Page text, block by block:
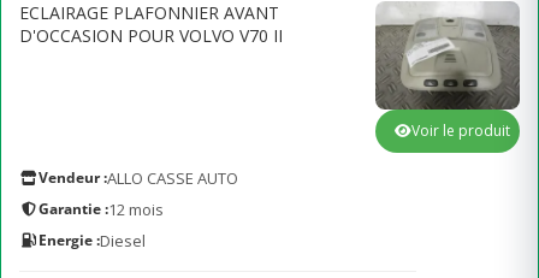
ECLAIRAGE PLAFONNIER AVANT
D'OCCASION POUR VOLVO V70 II
Vendeur :ALLO CASSE AUTO
Garantie :12 mois
Energie :Diesel
Voir le produit